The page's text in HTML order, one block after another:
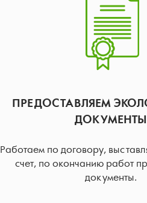
ПРЕДОСТАВЛЯЕМ
ДОКУМЕНТЫ
Работаем по договору,
счет, по окончанию работ
документы.